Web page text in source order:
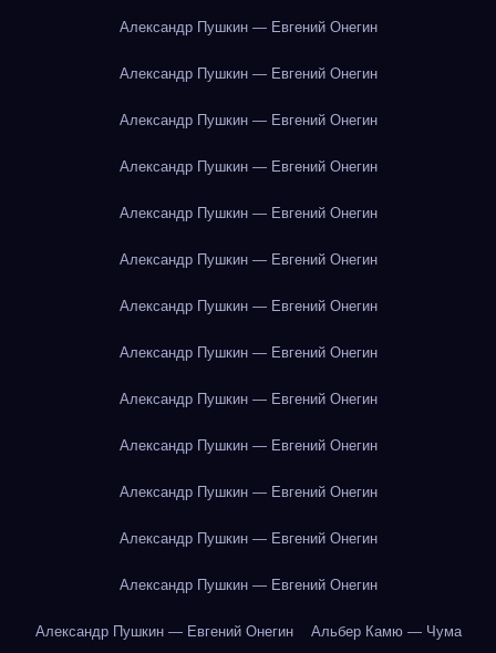
Александр Пушкин — Евгений Онегин
Александр Пушкин — Евгений Онегин
Александр Пушкин — Евгений Онегин
Александр Пушкин — Евгений Онегин
Александр Пушкин — Евгений Онегин
Александр Пушкин — Евгений Онегин
Александр Пушкин — Евгений Онегин
Александр Пушкин — Евгений Онегин
Александр Пушкин — Евгений Онегин
Александр Пушкин — Евгений Онегин
Александр Пушкин — Евгений Онегин
Александр Пушкин — Евгений Онегин
Александр Пушкин — Евгений Онегин
Александр Пушкин — Евгений Онегин Альбер Камю — Чума